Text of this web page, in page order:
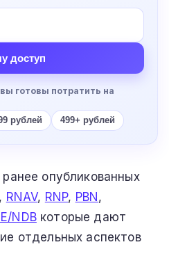
доступ
готовы потратить на
рублей 499+ рублей
опубликованных
, RNAV, RNP, PBN,
NDBкоторые дают
отдельных аспектов